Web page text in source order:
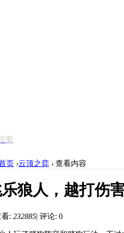
盟
页 ›云顶之弈 › 查看内容
狼人，越打伤
: 232885| 评论: 0